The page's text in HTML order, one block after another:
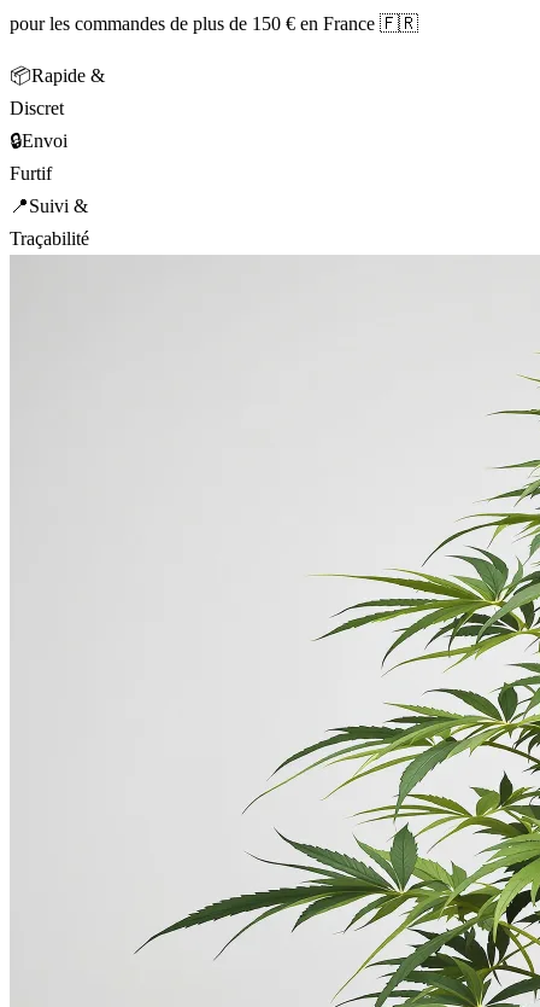
pour les commandes de plus de 150 € en France 🇫🇷
📦Rapide &
Discret
🔒Envoi
Furtif
📍Suivi &
Traçabilité